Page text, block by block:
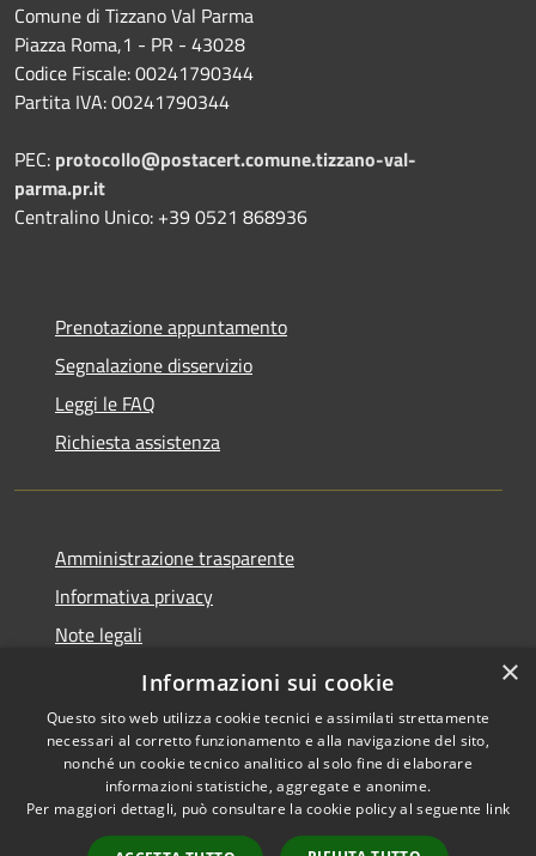
Comune di Tizzano Val Parma
Piazza Roma,1 - PR - 43028
Codice Fiscale: 00241790344
Partita IVA: 00241790344
PEC: protocollo@postacert.comune.tizzano-val-
parma.pr.it
Centralino Unico: +39 0521 868936
Prenotazione appuntamento
Segnalazione disservizio
Leggi le FAQ
Richiesta assistenza
Amministrazione trasparente
Informativa privacy
Note legali
Dichiarazione di accessibilità
Accessibilità
Copyright © 2026 • Comune di
Tizzano Val Parma • Powered
×
Informazioni sui cookie
Questo sito web utilizza cookie tecnici e assimilati strettamente
necessari al corretto funzionamento e alla navigazione del sito,
nonché un cookie tecnico analitico al solo fine di elaborare
informazioni statistiche, aggregate e anonime.
Per maggiori dettagli, può consultare la cookie policy al seguente link